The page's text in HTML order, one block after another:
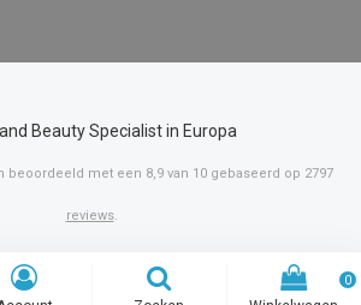
0
Beauty Specialist in Europa
beoordeeld met een 8,9 van 10 gebaseerd op 2797
reviews.